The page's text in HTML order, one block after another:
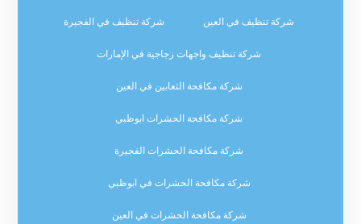
شركة تنظيف في العين شركة تنظيف في الفجيرة
شركة تنظيف واجهات زجاجية في الإمارات
شركة مكافحة الثعابين في العين
شركة مكافحة الحشرات ابوظبي
شركة مكافحة الحشرات الفجيرة
شركة مكافحة الحشرات في ابوظبي
شركة مكافحة الحشرات في العين